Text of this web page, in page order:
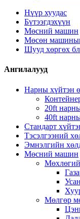
Нүүр хуудас
Бүтээгдэхүүн
Мөсний машин
Мөсөн
Шууд хөргөх
Ангилалууд
Нарны хүйтэн
20ft
40ft
Стандарт
Тэсэлгээний
Эмнэлгийн
Мөсний машин
Мөлгөр